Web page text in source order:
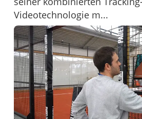
Videotechnologie m...